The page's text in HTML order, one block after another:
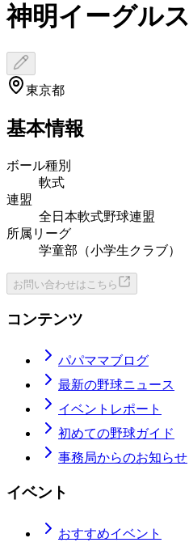
神明イーグルス
東京都
基本情報
ボール種別
軟式
連盟
全日本軟式野球連盟
所属リーグ
学童部（小学生クラブ）
お問い合わせはこちら
コンテンツ
パパママブログ
最新の野球ニュース
イベントレポート
初めての野球ガイド
事務局からのお知らせ
イベント
おすすめイベント